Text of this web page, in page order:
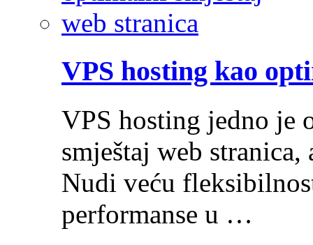
VPS hosting kao
VPS hosting jedno je
smještaj web
Nudi veću
performanse u …